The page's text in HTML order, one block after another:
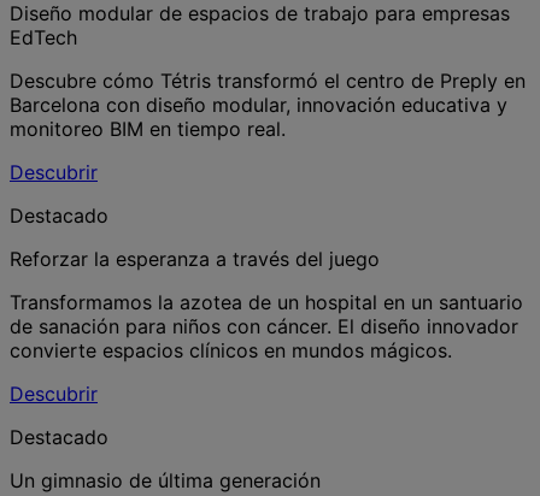
Diseño modular de espacios de trabajo para empresas
EdTech
Descubre cómo Tétris transformó el centro de Preply en
Barcelona con diseño modular, innovación educativa y
monitoreo BIM en tiempo real.
Descubrir
Destacado
Reforzar la esperanza a través del juego
Transformamos la azotea de un hospital en un santuario
de sanación para niños con cáncer. El diseño innovador
convierte espacios clínicos en mundos mágicos.
Descubrir
Destacado
Un gimnasio de última generación